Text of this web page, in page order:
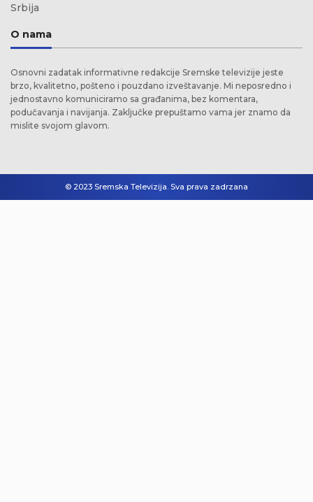
Srbija
O nama
Osnovni zadatak informativne redakcije Sremske televizije jeste
brzo, kvalitetno, pošteno i pouzdano izveštavanje. Mi neposredno i
jednostavno komuniciramo sa građanima, bez komentara,
podučavanja i navijanja. Zaključke prepuštamo vama jer znamo da
mislite svojom glavom.
© 2023 Sremska Televizija. Sva prava zadrzana